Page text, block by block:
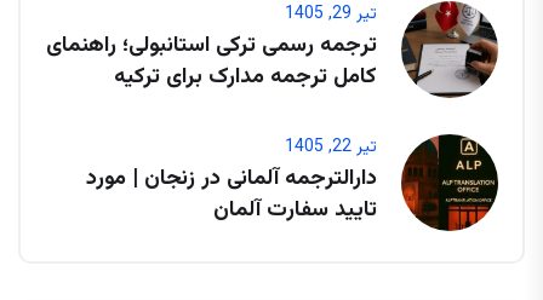
تیر 29, 1405
ترجمه رسمی ترکی استانبولی؛ راهنمای
کامل ترجمه مدارک برای ترکیه
تیر 22, 1405
دارالترجمه آلمانی در زنجان | مورد
تایید سفارت آلمان